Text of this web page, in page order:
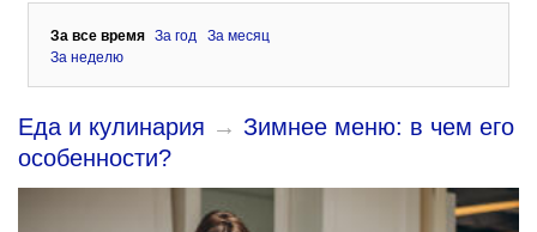
За все время За год
За месяц
За неделю
Еда и кулинария → Зимнее меню: в чем его
особенности?